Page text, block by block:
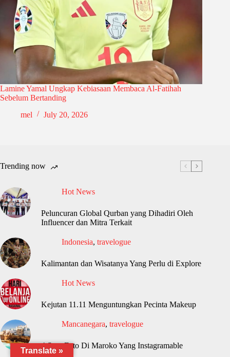
Lamine Yamal Ungkap Kebiasaan Membaca Al-Fatihah
Sebelum Bertanding
mel
July 20, 2026
Trending now
Hot News
Peluncuran Global Qurban yang Dihadiri Oleh
Influencer dan Mitra Terkait
Indonesia, travelogue
Kalimantan dan Wisatanya Yang Perlu di Explore
Hot News
Kejutan 11.11 Menguntungkan Pecinta Makeup
Mancanegara, travelogue
4 Spot Foto Di Maroko Yang Instagramable
Translate »